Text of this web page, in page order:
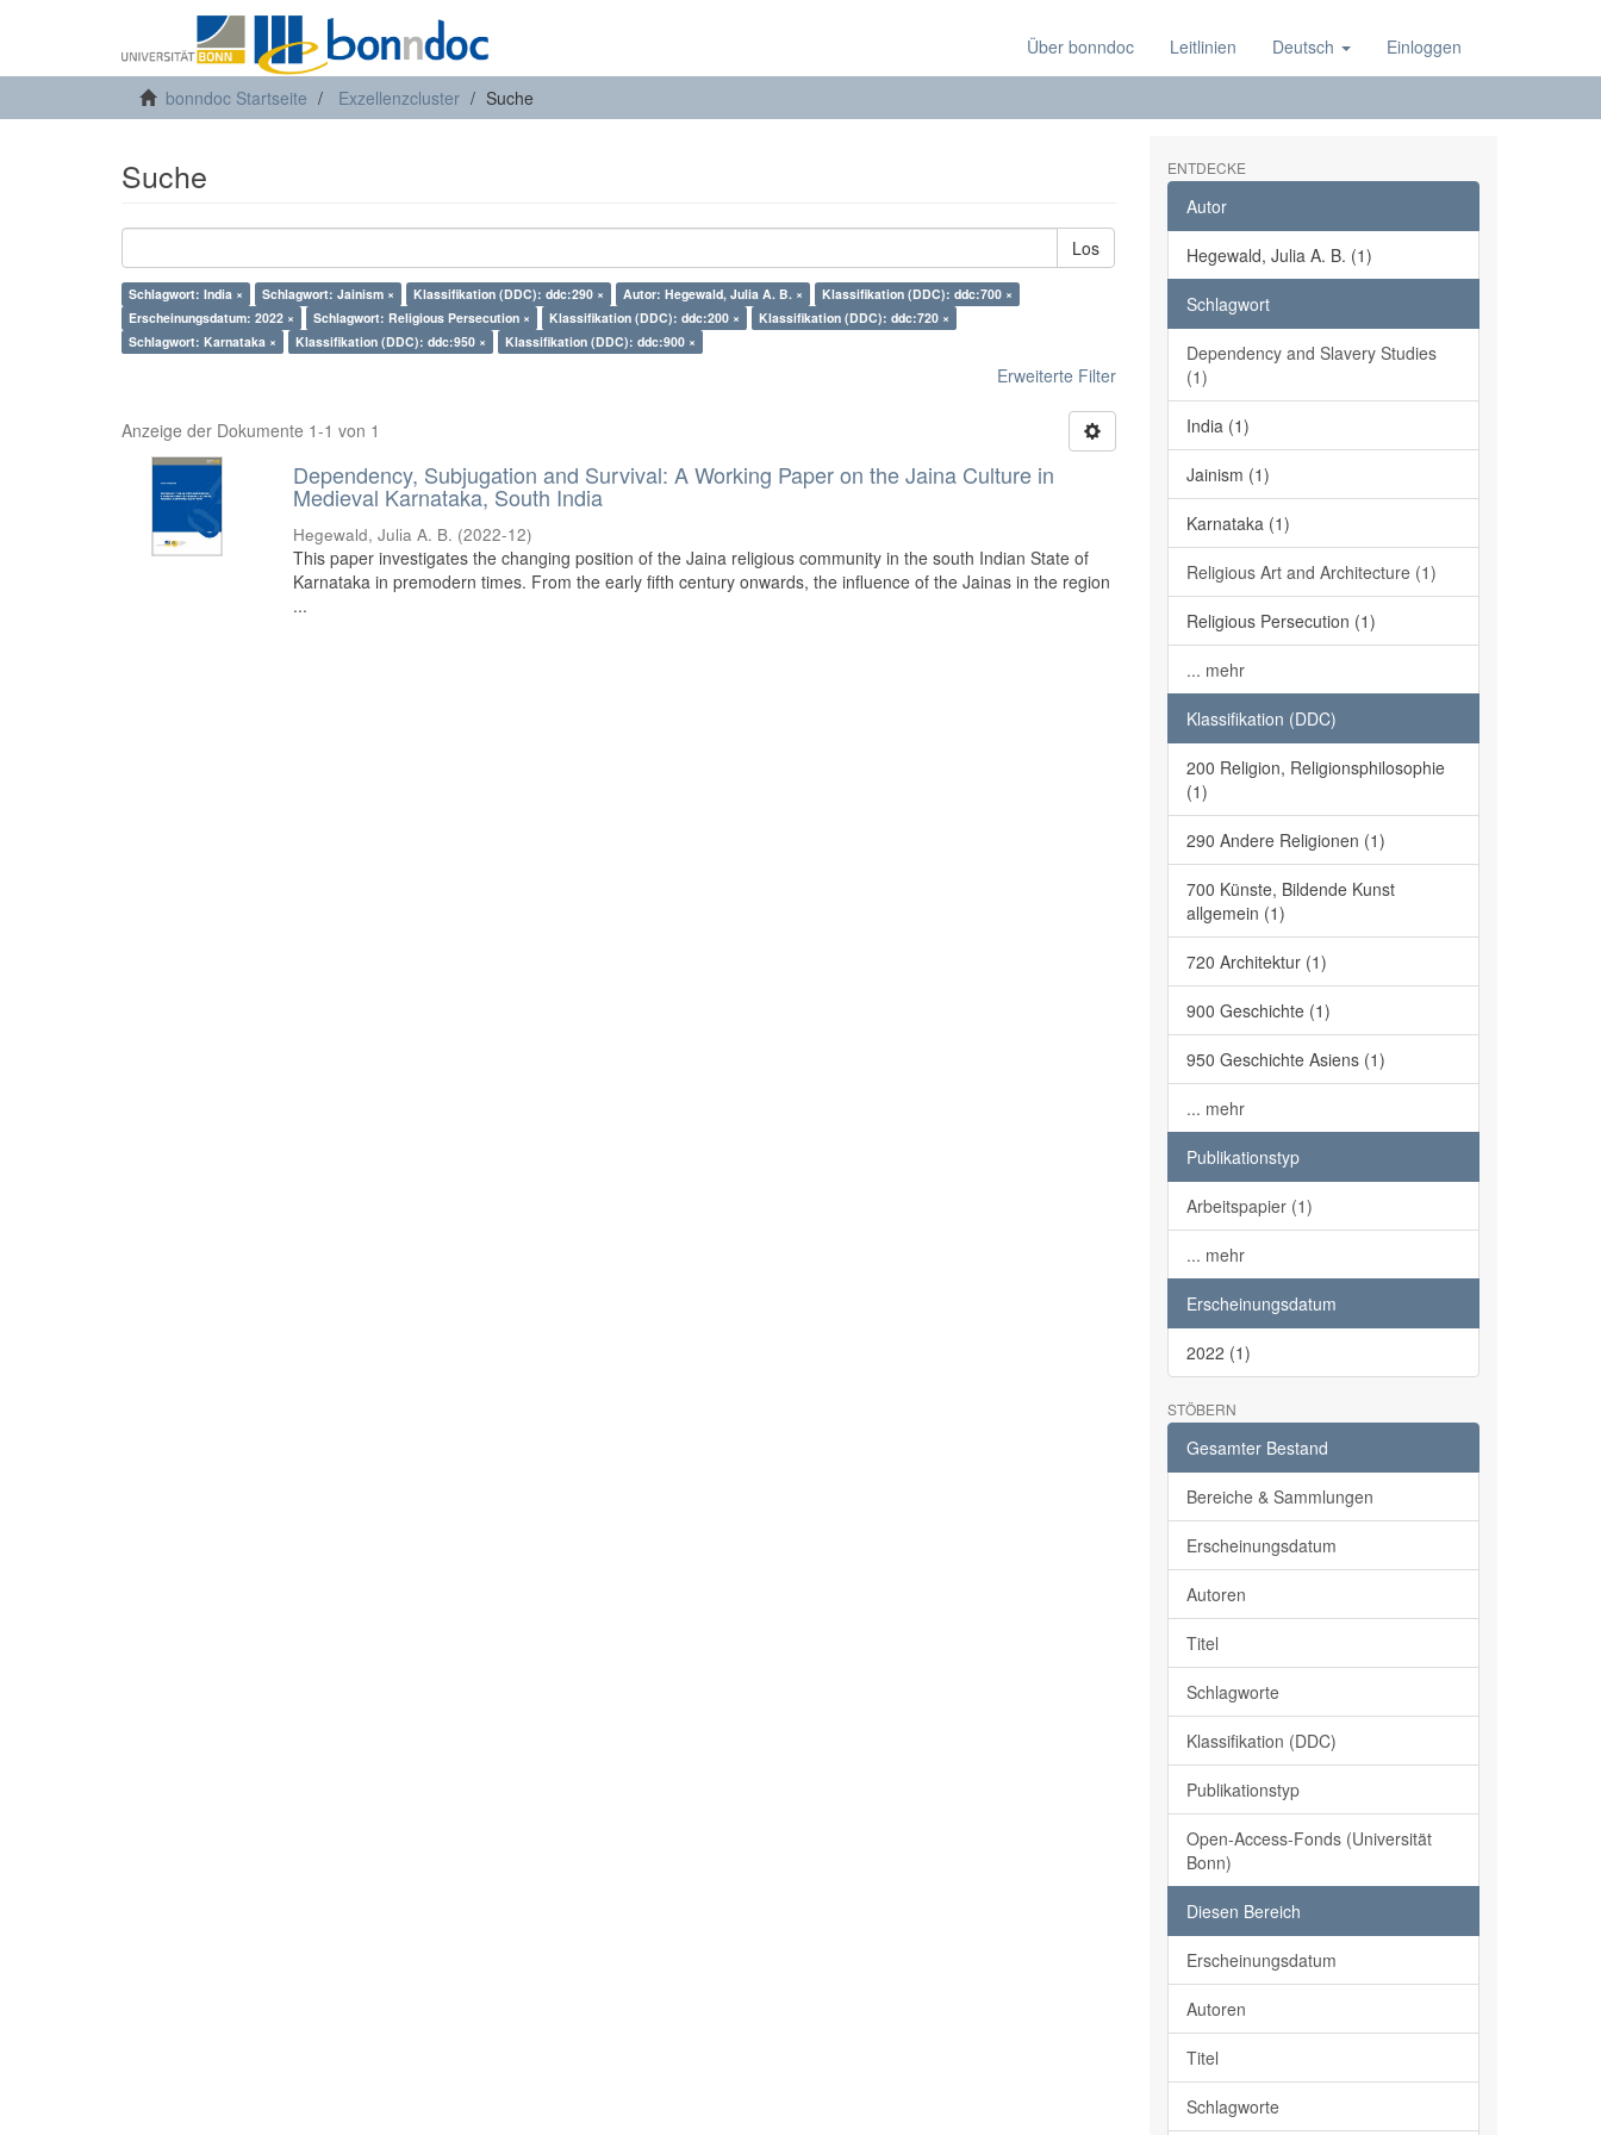
Über bonndoc Leitlinien Deutsch Einloggen
bonndoc Startseite Exzellenzcluster Suche
Suche
Los
Schlagwort: India × Schlagwort: Jainism × Klassifikation (DDC): ddc:290 × Autor: Hegewald, Julia A. B. ×
Klassifikation (DDC): ddc:700 ×
Erscheinungsdatum: 2022 ×
Schlagwort: Religious Persecution × Klassifikation (DDC): ddc:200 ×
Klassifikation (DDC): ddc:720 ×
Schlagwort: Karnataka ×
Klassifikation (DDC): ddc:950 × Klassifikation (DDC): ddc:900 ×
Erweiterte Filter
Anzeige der Dokumente 1-1 von 1
Dependency, Subjugation and Survival: A Working Paper on the Jaina Culture in
Medieval Karnataka, South India
Hegewald, Julia A. B. (2022-12)
This paper investigates the changing position of the Jaina religious community in the south Indian State of
Karnataka in premodern times. From the early fifth century onwards, the influence of the Jainas in the region
...
ENTDECKE
Autor
Hegewald, Julia A. B. (1)
Schlagwort
Dependency and Slavery Studies
(1)
India (1)
Jainism (1)
Karnataka (1)
Religious Art and Architecture (1)
Religious Persecution (1)
... mehr
Klassifikation (DDC)
200 Religion, Religionsphilosophie
(1)
290 Andere Religionen (1)
700 Künste, Bildende Kunst
allgemein (1)
720 Architektur (1)
900 Geschichte (1)
950 Geschichte Asiens (1)
... mehr
Publikationstyp
Arbeitspapier (1)
... mehr
Erscheinungsdatum
2022 (1)
STÖBERN
Gesamter Bestand
Bereiche & Sammlungen
Erscheinungsdatum
Autoren
Titel
Schlagworte
Klassifikation (DDC)
Publikationstyp
Open-Access-Fonds (Universität
Bonn)
Diesen Bereich
Erscheinungsdatum
Autoren
Titel
Schlagworte